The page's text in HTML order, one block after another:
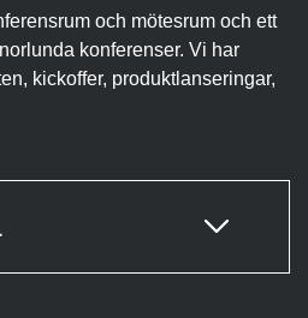
och mötesrum och ett
konferenser. Vi har
kickoffer, produktlanseringar,